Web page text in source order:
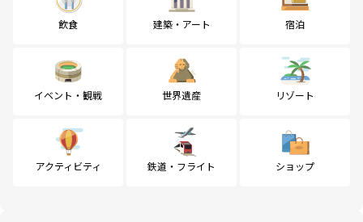
飲食 建築・アート 宿泊
イベント・観戦 世界遺産 リゾート
アクティビティ 鉄道・フライト ショップ